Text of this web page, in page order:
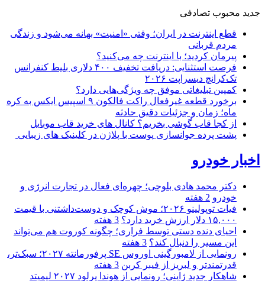
جدید محبوب تصادفی
قطع اینترنت در ایران؛ وقتی «امنیت» بهانه می‌شود و زندگی
مردم قربانی
پیرمان کردید؛ با اینترنت چه می‌کنید؟
فرصت استثنایی: دریافت تخفیف ۴۰۰ دلاری بلیط کنفرانس
تک‌کرانچ دیسراپت ۲۰۲۶
کمپین تبلیغاتی موفق چه ویژگی‌هایی دارد؟
برخورد قطعه غیرفعال راکت فالکون ۹ اسپیس ایکس به کره
ماه؛ زمان و جزئیات دقیق حادثه
از کجا قاب گوشی بخریم؟ کانال های خرید قاب موبایل
پشت پرده جوانسازی پوست با پلاژن در کلینیک های زیبایی
اخبار خودرو
دکتر محمد هادی بلوچی؛ چهره‌ای فعال در تجارت انرژی و
خودرو 2 هفته
فیات توپولینو ۲۰۲۶؛ موش کوچک و دوست‌داشتنی با قیمت
۱۵,۰۰۰ دلار ارزش خرید دارد؟
3 هفته
احیای دنده دستی توسط فراری؛ چگونه کوروت هم می‌تواند
این مسیر را دنبال کند؟ 3 هفته
رونمایی از لامبورگینی اوروس SE پرفورمانته ۲۰۲۷؛ سبک‌تر،
قدرتمندتر و لبریز از فیبر کربن 3 هفته
شاهکار جدید ژاپنی؛ رونمایی از هوندا پرلود ۲۰۲۷ لیمیتد